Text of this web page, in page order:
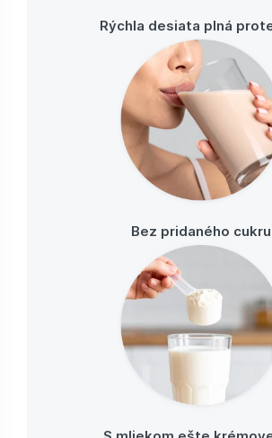
Rýchla desiata plná
Bez pridaného cukru